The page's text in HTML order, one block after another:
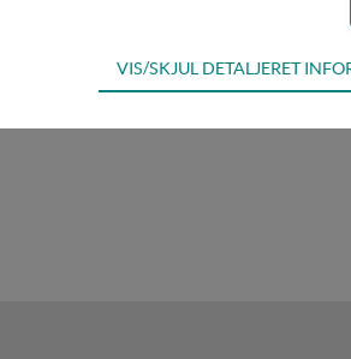
for hjemmesidens grundlæggende
VIS/SKJUL DETALJERET